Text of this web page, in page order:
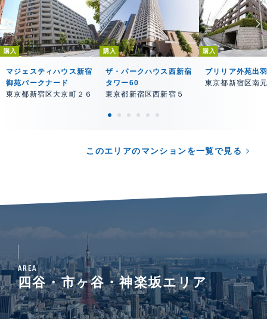
購入
マジェスティハウス新宿
御苑パークナード
東京都新宿区大京町２６
購入
ザ・パークハウス西新宿
タワー60
東京都新宿区西新宿５
購入
ブリリア外苑出
東京都新宿区南
このエリアのマンションを一覧で見る
AREA
四谷・市ヶ谷・神楽坂エリア